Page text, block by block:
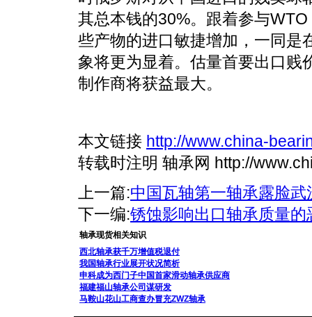
其总本钱的30%。跟着参与
些产物的进口敏捷增加，一同是
象将更为显着。估量首要出口贱
制作商将获益最大。
本文链接 http://www.china-
转载时注明 轴承网 http://
上一篇:中国瓦轴第一轴承露脸武
下一编:锈蚀影响出口轴承质量的
轴承现货相关知识
西北轴承获千万增值税退付
我国轴承行业展开状况简析
申科成为西门子中国首家滑动轴承供应商
福建福山轴承公司谋研发
马鞍山花山工商查办冒充ZWZ轴承